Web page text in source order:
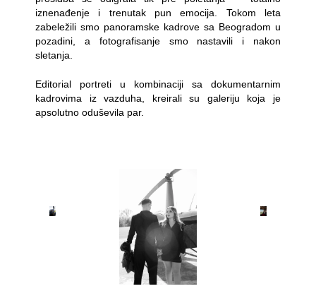
iznenađenje i trenutak pun emocija. Tokom leta
zabeležili smo panoramske kadrove sa Beogradom u
pozadini, a fotografisanje smo nastavili i nakon
sletanja.
Editorial portreti u kombinaciji sa dokumentarnim
kadrovima iz vazduha, kreirali su galeriju koja je
apsolutno oduševila par.